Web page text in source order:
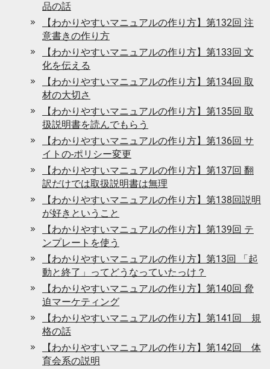
品の話
【わかりやすいマニュアルの作り方】第132回 注
意書きの作り方
【わかりやすいマニュアルの作り方】第133回 文
化を伝える
【わかりやすいマニュアルの作り方】第134回 取
材の大切さ
【わかりやすいマニュアルの作り方】第135回 取
扱説明書を読んでもらう
【わかりやすいマニュアルの作り方】第136回 サ
イトの-ポリシー変更
【わかりやすいマニュアルの作り方】第137回 翻
訳だけでは取扱説明書は無理
【わかりやすいマニュアルの作り方】第138回説明
が好きということ
【わかりやすいマニュアルの作り方】第139回 テ
ンプレートを使う
【わかりやすいマニュアルの作り方】第13回 「起
動と終了」ってどうなっていたっけ？
【わかりやすいマニュアルの作り方】第140回 脅
迫マーケティング
【わかりやすいマニュアルの作り方】第141回 規
格の話
【わかりやすいマニュアルの作り方】第142回 体
育会系の説明